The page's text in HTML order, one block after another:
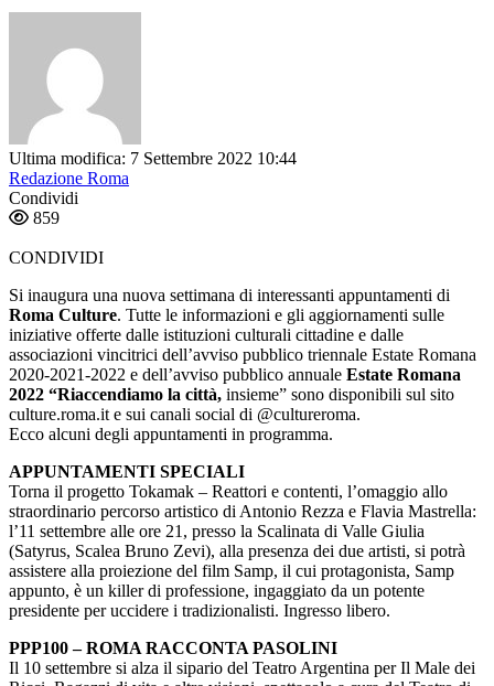
Ultima modifica: 7 Settembre 2022 10:44
Redazione Roma
Condividi
859
CONDIVIDI
Si inaugura una nuova settimana di interessanti appuntamenti di
Roma Culture. Tutte le informazioni e gli aggiornamenti sulle
iniziative offerte dalle istituzioni culturali cittadine e dalle
associazioni vincitrici dell’avviso pubblico triennale Estate Romana
2020-2021-2022 e dell’avviso pubblico annuale Estate Romana
2022 “Riaccendiamo la città, insieme” sono disponibili sul sito
culture.roma.it e sui canali social di @cultureroma.
Ecco alcuni degli appuntamenti in programma.
APPUNTAMENTI SPECIALI
Torna il progetto Tokamak – Reattori e contenti, l’omaggio allo
straordinario percorso artistico di Antonio Rezza e Flavia Mastrella:
l’11 settembre alle ore 21, presso la Scalinata di Valle Giulia
(Satyrus, Scalea Bruno Zevi), alla presenza dei due artisti, si potrà
assistere alla proiezione del film Samp, il cui protagonista, Samp
appunto, è un killer di professione, ingaggiato da un potente
presidente per uccidere i tradizionalisti. Ingresso libero.
PPP100 – ROMA RACCONTA PASOLINI
Il 10 settembre si alza il sipario del Teatro Argentina per Il Male dei